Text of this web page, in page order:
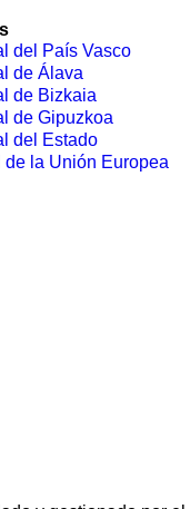
del País Vasco
de Álava
de Bizkaia
de Gipuzkoa
del Estado
de la Unión Europea